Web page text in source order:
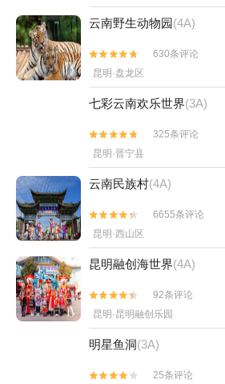
云南野生动物园(4A)


630条评论
昆明·盘龙区
七彩云南欢乐世界(3A)


325条评论
昆明·晋宁县
云南民族村(4A)


6655条评论
昆明·西山区
昆明融创海世界(4A)


92条评论
昆明·昆明融创乐园
明星鱼洞(3A)

 25条评论